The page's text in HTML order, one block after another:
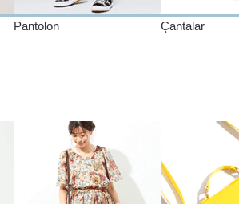
Pantolon Çantalar